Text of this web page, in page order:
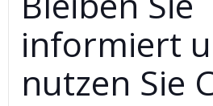
informiert
nutzen Sie